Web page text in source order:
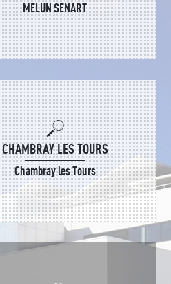
MELUN SENART
CHAMBRAY LES TOURS
Chambray les Tours